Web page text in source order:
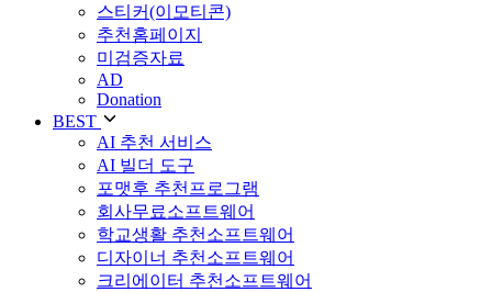
스티커(이모티콘)
추천홈페이지
미검증자료
AD
Donation
BEST
AI 추천 서비스
AI 빌더 도구
포맷후 추천프로그램
회사무료소프트웨어
학교생활 추천소프트웨어
디자이너 추천소프트웨어
크리에이터 추천소프트웨어